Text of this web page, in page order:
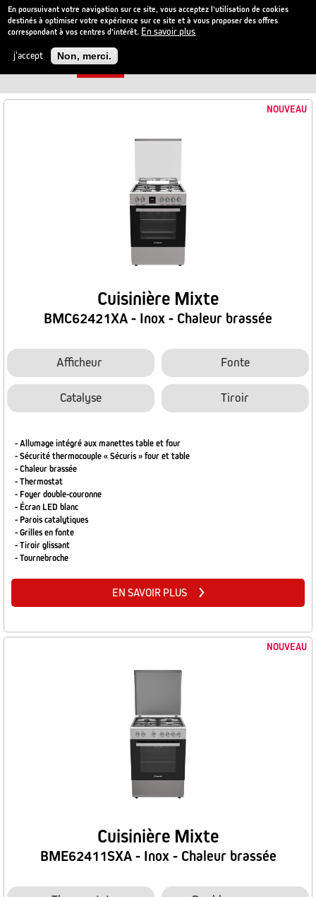
En poursuivant votre navigation sur ce site, vous acceptez l'utilisation de cookies
destinés à optimiser votre expérience sur ce site et à vous proposer des offres
correspondant à vos centres d'intérêt. En savoir plus
j'accept
Non, merci.
contenu
principal5 PRODUITS Filter
NOUVEAU
Cuisinière Mixte
BMC62421XA - Inox - Chaleur brassée
Afficheur Fonte
Catalyse Tiroir
- Allumage intégré aux manettes table et four
- Sécurité thermocouple « Sécuris » four et table
- Chaleur brassée
- Thermostat
- Foyer double-couronne
- Écran LED blanc
- Parois catalytiques
- Grilles en fonte
- Tiroir glissant
- Tournebroche
EN SAVOIR PLUS
NOUVEAU
Cuisinière Mixte
BME62411SXA - Inox - Chaleur brassée